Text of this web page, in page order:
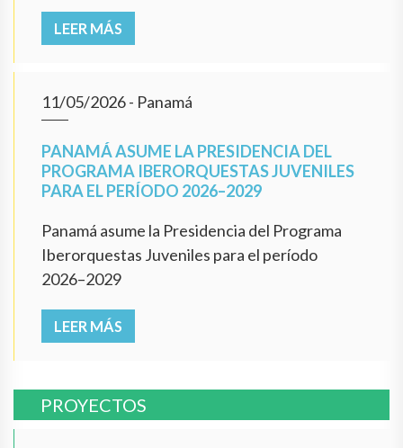
LEER MÁS
11/05/2026- Panamá
PANAMÁ ASUME LA PRESIDENCIA DEL
PROGRAMA IBERORQUESTAS JUVENILES
PARA EL PERÍODO 2026–2029
Panamá asume la Presidencia del Programa
Iberorquestas Juveniles para el período
2026–2029
LEER MÁS
PROYECTOS